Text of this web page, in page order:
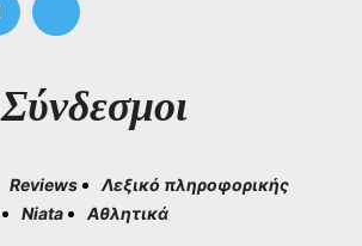
Σύνδεσμοι
Reviews
Λεξικό πληροφορικής
Niata
Αθλητικά